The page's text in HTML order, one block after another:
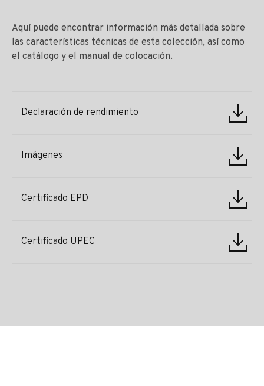
Aquí puede encontrar información más detallada sobre
las características técnicas de esta colección, así como
el catálogo y el manual de colocación.
Declaración de rendimiento
Imágenes
Certificado EPD
Certificado UPEC